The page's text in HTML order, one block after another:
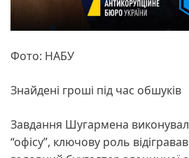
Фото: НАБУ
Знайдені гроші під час обшуків
Завдання Шугармена
“офісу”, ключову роль